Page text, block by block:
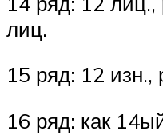
лиц.
15 ряд: 12 изн.,
16 ряд: как